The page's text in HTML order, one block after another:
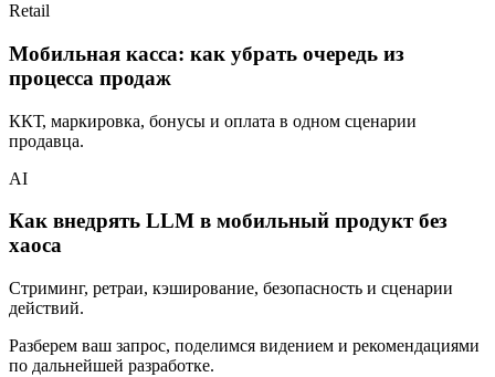
Retail
Мобильная касса: как убрать очередь из
процесса продаж
ККТ, маркировка, бонусы и оплата в одном сценарии
продавца.
AI
Как внедрять LLM в мобильный продукт без
хаоса
Стриминг, ретраи, кэширование, безопасность и сценарии
действий.
Разберем ваш запрос, поделимся видением и рекомендациями
по дальнейшей разработке.